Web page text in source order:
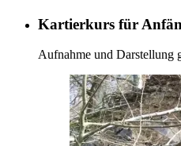
Kartierkurs für
Aufnahme und Darstellung